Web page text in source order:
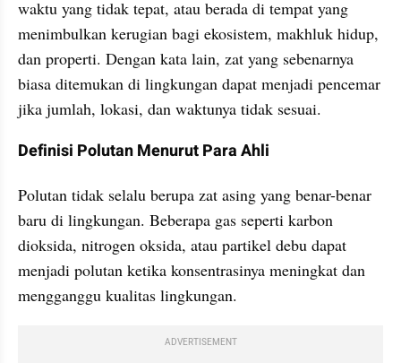
waktu yang tidak tepat, atau berada di tempat yang
menimbulkan kerugian bagi ekosistem, makhluk hidup,
dan properti. Dengan kata lain, zat yang sebenarnya
biasa ditemukan di lingkungan dapat menjadi pencemar
jika jumlah, lokasi, dan waktunya tidak sesuai.
Definisi Polutan Menurut Para Ahli
Polutan tidak selalu berupa zat asing yang benar-benar
baru di lingkungan. Beberapa gas seperti karbon
dioksida, nitrogen oksida, atau partikel debu dapat
menjadi polutan ketika konsentrasinya meningkat dan
mengganggu kualitas lingkungan.
ADVERTISEMENT